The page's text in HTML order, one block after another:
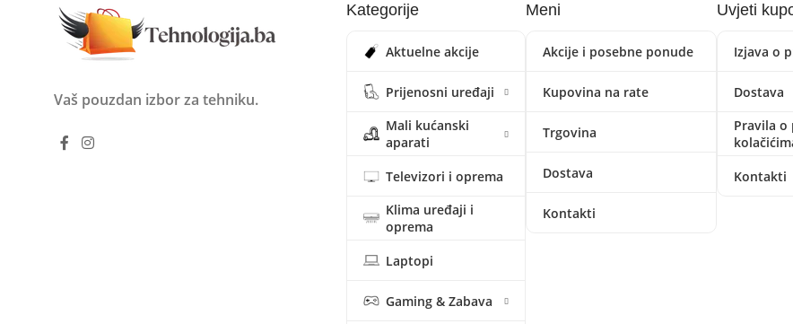
Vaš pouzdan izbor za tehniku.
Kategorije
Aktuelne akcije
Prijenosni uređaji
Mali kućanski
aparati
Televizori i oprema
Klima uređaji i
oprema
Laptopi
Gaming & Zabava
Meni
Akcije i posebne ponude
Kupovina na rate
Trgovina
Dostava
Kontakti
Uvjeti
Izjava o
Dostava
Pravila o
Kontakti